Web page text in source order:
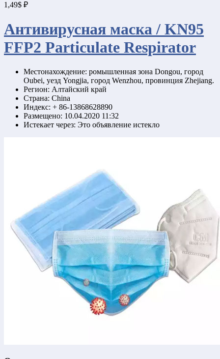
1,49$ ₽
Антивирусная маска / KN95
FFP2 Particulate Respirator
Местонахождение: ромышленная зона Dongou, город
Oubei, уезд Yongjia, город Wenzhou, провинция Zhejiang.
Регион: Алтайский край
Страна: China
Индекс: + 86-13868628890
Размещено: 10.04.2020 11:32
Истекает через: Это объявление истекло